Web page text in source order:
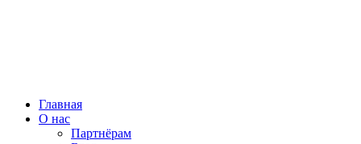
Главная
О нас
Партнёрам